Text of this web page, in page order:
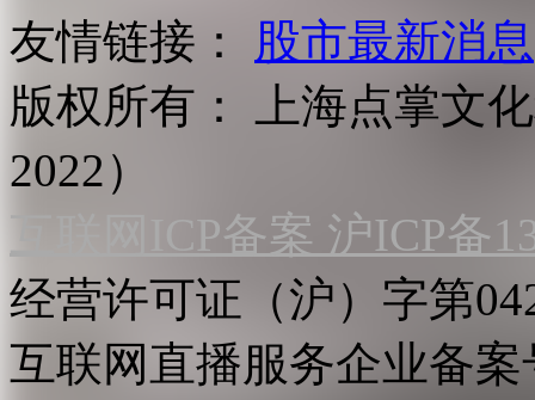
友情链接：
股市最新消息
版权所有：
上海点掌文
2022）
互联网ICP备案 沪ICP备
经营许可证（沪）字第
互联网直播服务企业备案